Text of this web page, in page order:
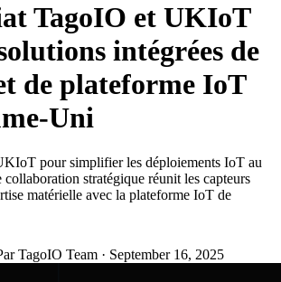
TagoIO et UKIoT
intégrées de
de plateforme IoT
Uni
pour simplifier les déploiements IoT au
stratégique réunit les capteurs
matérielle avec la plateforme IoT de
TagoIO Team · September 16, 2025